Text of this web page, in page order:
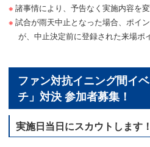
諸事情により、予告なく実施内容を
試合が雨天中止となった場合、ポイ
が、中止決定前に登録された来場ポ
ファン対抗イニング間イ
チ」対決 参加者募集！
実施日当日にスカウトします！